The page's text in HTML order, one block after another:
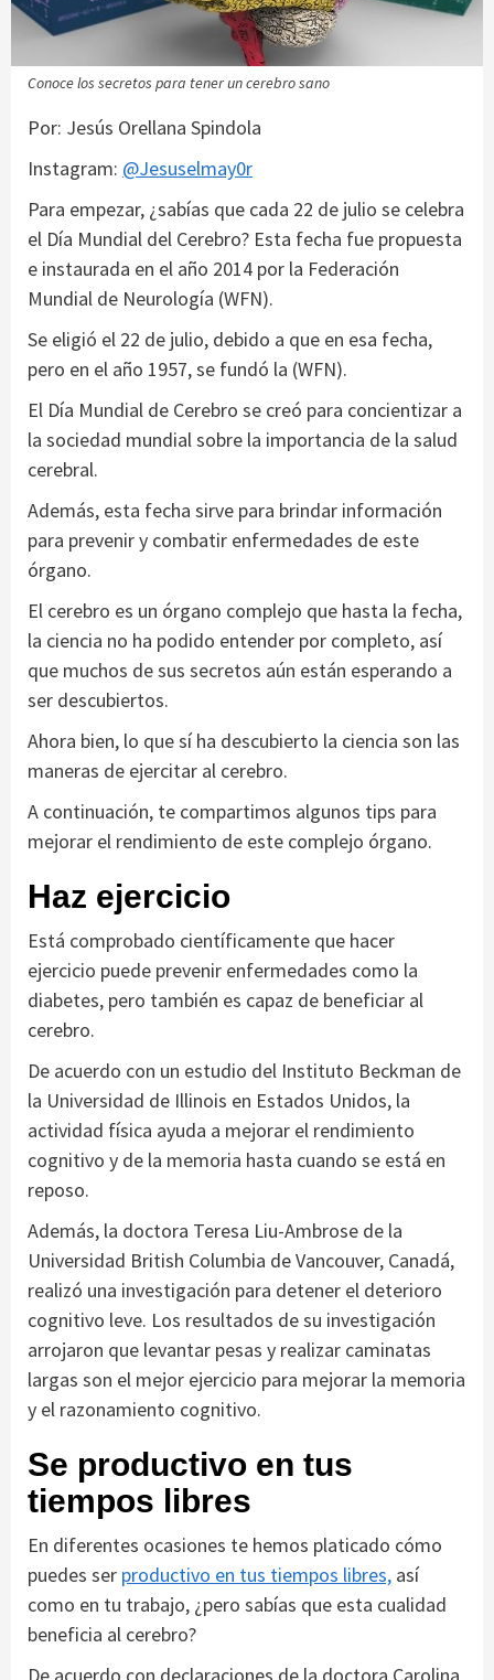
Conoce los secretos para tener un cerebro sano
Por: Jesús Orellana Spindola
Instagram: @Jesuselmay0r
Para empezar, ¿sabías que cada 22 de julio se celebra
el Día Mundial del Cerebro? Esta fecha fue propuesta
e instaurada en el año 2014 por la Federación
Mundial de Neurología (WFN).
Se eligió el 22 de julio, debido a que en esa fecha,
pero en el año 1957, se fundó la (WFN).
El Día Mundial de Cerebro se creó para concientizar a
la sociedad mundial sobre la importancia de la salud
cerebral.
Además, esta fecha sirve para brindar información
para prevenir y combatir enfermedades de este
órgano.
El cerebro es un órgano complejo que hasta la fecha,
la ciencia no ha podido entender por completo, así
que muchos de sus secretos aún están esperando a
ser descubiertos.
Ahora bien, lo que sí ha descubierto la ciencia son las
maneras de ejercitar al cerebro.
A continuación, te compartimos algunos tips para
mejorar el rendimiento de este complejo órgano.
Haz ejercicio
Está comprobado científicamente que hacer
ejercicio puede prevenir enfermedades como la
diabetes, pero también es capaz de beneficiar al
cerebro.
De acuerdo con un estudio del Instituto Beckman de
la Universidad de Illinois en Estados Unidos, la
actividad física ayuda a mejorar el rendimiento
cognitivo y de la memoria hasta cuando se está en
reposo.
Además, la doctora Teresa Liu-Ambrose de la
Universidad British Columbia de Vancouver, Canadá,
realizó una investigación para detener el deterioro
cognitivo leve. Los resultados de su investigación
arrojaron que levantar pesas y realizar caminatas
largas son el mejor ejercicio para mejorar la memoria
y el razonamiento cognitivo.
Se productivo en tus
tiempos libres
En diferentes ocasiones te hemos platicado cómo
puedes ser productivo en tus tiempos libres, así
como en tu trabajo, ¿pero sabías que esta cualidad
beneficia al cerebro?
De acuerdo con declaraciones de la doctora Carolina